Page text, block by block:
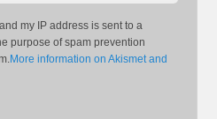
my IP address is sent to a
purpose of spam prevention
More information on Akismet and